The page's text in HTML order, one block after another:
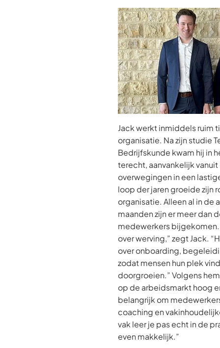
Jack werkt inmiddels ruim
organisatie. Na zijn studie
Bedrijfskunde kwam hij in
terecht, aanvankelijk
overwegingen in een
loop der jaren groeide zijn
organisatie. Alleen al in de
maanden zijn er meer dan
medewerkers
over werving,” zegt Jack.
over onboarding,
zodat mensen hun plek
doorgroeien.” Volgens
op de arbeidsmarkt hoog
belangrijk om
coaching en
vak leer je pas echt in de
even makkelijk.”